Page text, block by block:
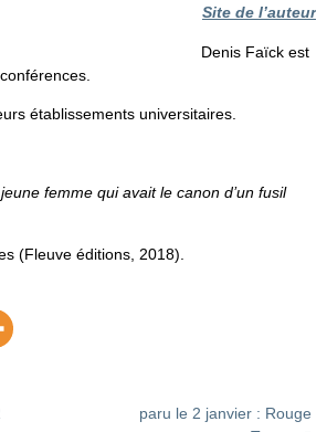
Site de l’auteur
Denis Faïck est
établissements universitaires.
femme qui avait le canon d’un fusil
(Fleuve éditions, 2018).
paru le 2 janvier : Rouge